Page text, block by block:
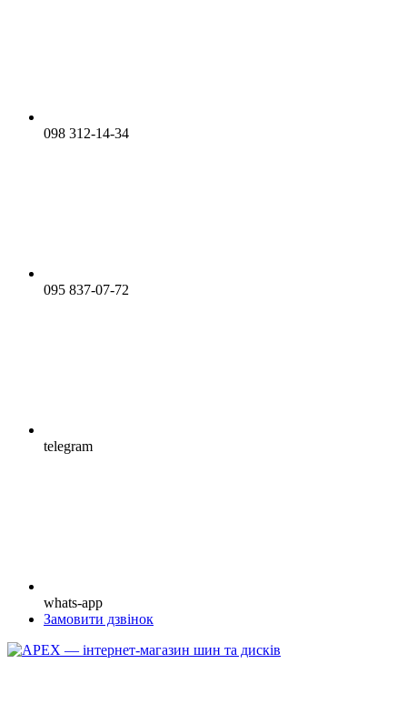
098 312-14-34
095 837-07-72
telegram
whats-app
Замовити дзвінок